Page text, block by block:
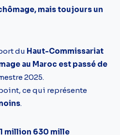
mais toujours un
du Haut-Commissariat
au Maroc est passé de
2025.
ce qui représente
.
1 million 630 mille